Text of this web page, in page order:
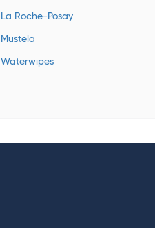
La Roche-Posay
Mustela
Waterwipes